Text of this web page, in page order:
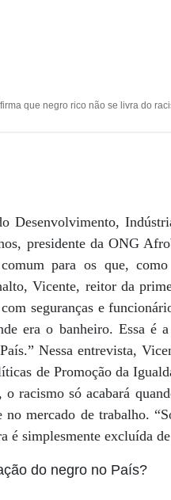
que negro rico não se livra do
Desenvolvimento,
presidente da ONG
para os que,
Vicente, reitor da
seguranças e
era o banheiro. Essa
Nessa entrevista,
de Promoção da
racismo só acabará
mercado de trabalho.
é simplesmente excluída
do negro no País?